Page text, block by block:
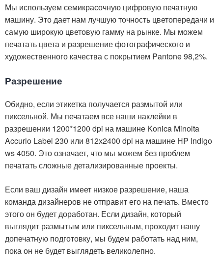
Мы используем семикрасочную цифровую печатную
машину. Это дает нам лучшую точность цветопередачи и
самую широкую цветовую гамму на рынке. Мы можем
печатать цвета и разрешение фотографического и
художественного качества с покрытием Pantone 98,2%.
Разрешение
Обидно, если этикетка получается размытой или
пиксельной. Мы печатаем все наши наклейки в
разрешении 1200*1200 dpi на машине Konica Minolta
Accurio Label 230 или 812х2400 dpi на машине HP Indigo
ws 4050. Это означает, что мы можем без проблем
печатать сложные детализированные проекты.
Если ваш дизайн имеет низкое разрешение, наша
команда дизайнеров не отправит его на печать. Вместо
этого он будет доработан. Если дизайн, который
выглядит размытым или пиксельным, проходит нашу
допечатную подготовку, мы будем работать над ним,
пока он не будет выглядеть великолепно.